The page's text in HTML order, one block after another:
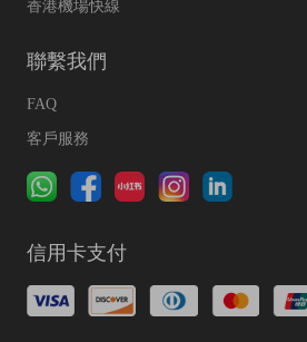
香港機場快線
聯繫我們
FAQ
客戶服務
信用卡支付